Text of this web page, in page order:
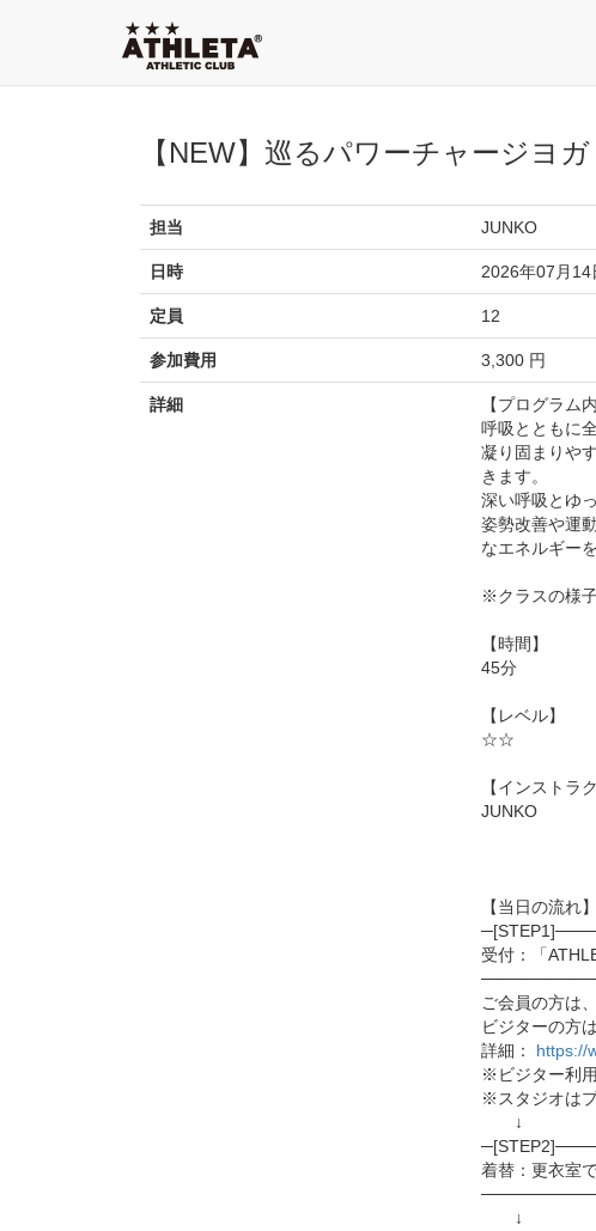
【NEW】巡るパワーチャージヨガ
担当 JUNKO
日時 2026年07月
定員 12
参加費用 3,300 円
詳細
【プログラム
呼吸とともに
凝り固まりや
きます。
深い呼吸とゆ
姿勢改善や運
なエネルギー
※クラスの様
【時間】
45分
【レベル】
☆☆
【インストラ
JUNKO
【当日の流れ】
受付：「
ご会員の方は
ビジターの方
詳細： https://
※ビジター利
※スタジオは
↓
着替：更衣室
↓